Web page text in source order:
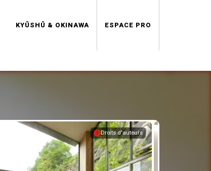
KYŪSHŪ & OKINAWA ESPACE PRO
Droits d'auteurs